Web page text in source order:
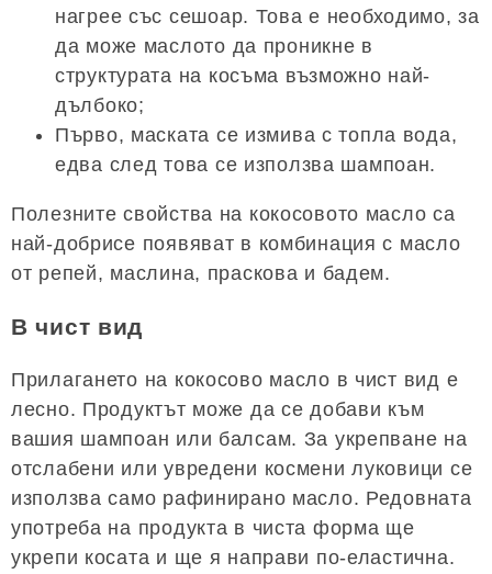
нагрее със сешоар. Това е необходимо, за
да може маслото да проникне в
структурата на косъма възможно най-
дълбоко;
Първо, маската се измива с топла вода,
едва след това се използва шампоан.
Полезните свойства на кокосовото масло са
най-добрисе появяват в комбинация с масло
от репей, маслина, праскова и бадем.
В чист вид
Прилагането на кокосово масло в чист вид е
лесно. Продуктът може да се добави към
вашия шампоан или балсам. За укрепване на
отслабени или увредени космени луковици се
използва само рафинирано масло. Редовната
употреба на продукта в чиста форма ще
укрепи косата и ще я направи по-еластична.